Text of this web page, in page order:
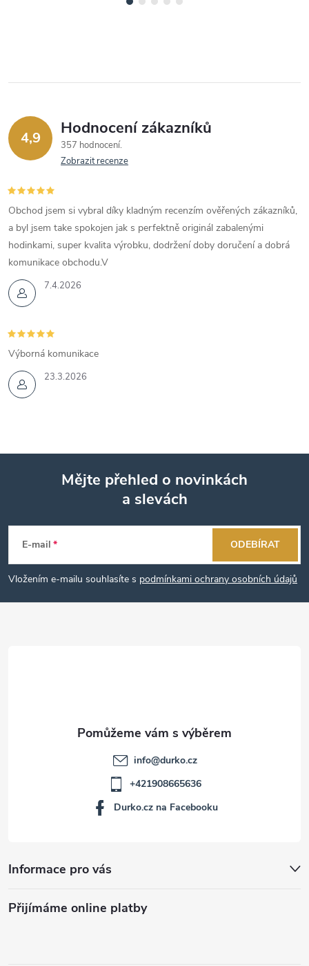
4,9 Hodnocení zákazníků
357 hodnocení
Zobrazit recenze
7.4.2026
Obchod jsem si vybral díky kladným recenzím ověřených zákazníků,
a byl jsem take spokojen jak s perfektně originál zabalenými
hodinkami, super kvalita výrobku, dodržení doby doručení a dobrá
komunikace obchodu.V
23.3.2026
Výborná komunikace
p
a
Mějte přehled o novinkách
a slevách
E-mail
Vložením e-mailu souhlasíte s podmínkami ochrany osobních údajů
ODEBÍRAT
Informace pro vás
Přijímáme online platby
info@durko.cz
+421908665636
Durko.cz na Facebooku